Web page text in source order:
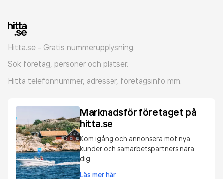
Hitta.se - Gratis nummerupplysning.
Sök företag, personer och platser.
Hitta telefonnummer, adresser, företagsinfo mm.
Marknadsför företaget på
hitta.se
Kom igång och annonsera mot nya
kunder och samarbetspartners nära
dig.
Läs mer här